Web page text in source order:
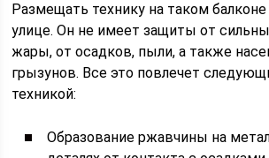
Размещать технику на таком
улице. Он не имеет защиты от
жары, от осадков, пыли, а также
грызунов. Все это повлечет
техникой:
Образование ржавчины на